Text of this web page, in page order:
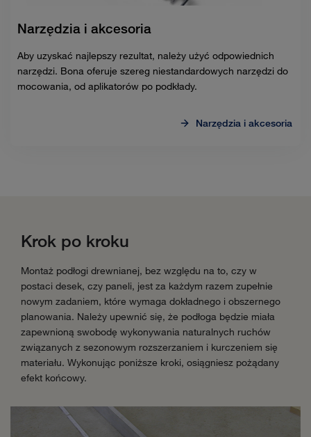
Narzędzia i akcesoria
Aby uzyskać najlepszy rezultat, należy użyć odpowiednich
narzędzi. Bona oferuje szereg niestandardowych narzędzi do
mocowania, od aplikatorów po podkłady.
Narzędzia i akcesoria
Krok po kroku
Montaż podłogi drewnianej, bez względu na to, czy w
postaci desek, czy paneli, jest za każdym razem zupełnie
nowym zadaniem, które wymaga dokładnego i obszernego
planowania. Należy upewnić się, że podłoga będzie miała
zapewnioną swobodę wykonywania naturalnych ruchów
związanych z sezonowym rozszerzaniem i kurczeniem się
materiału. Wykonując poniższe kroki, osiągniesz pożądany
efekt końcowy.